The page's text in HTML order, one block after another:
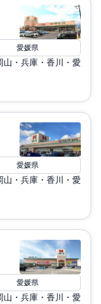
愛媛県
山・兵庫・香川・愛
愛媛県
山・兵庫・香川・愛
愛媛県
山・兵庫・香川・愛